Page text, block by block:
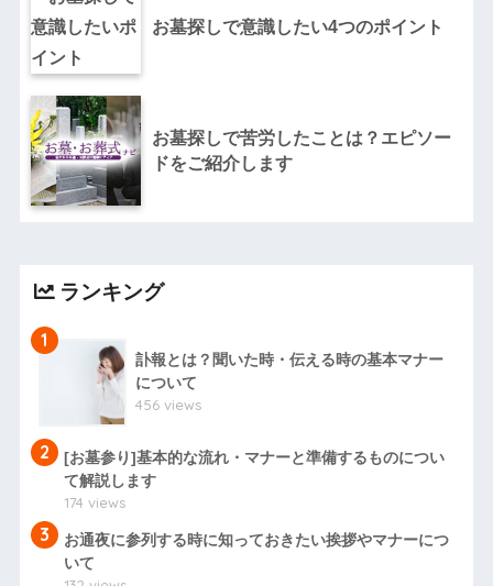
お墓探しで意識したい4つのポイント
お墓探しで苦労したことは？エピソー
ドをご紹介します
ランキング
1
訃報とは？聞いた時・伝える時の基本マナー
について
456 views
2
[お墓参り]基本的な流れ・マナーと準備するものについ
て解説します
174 views
3
お通夜に参列する時に知っておきたい挨拶やマナーにつ
いて